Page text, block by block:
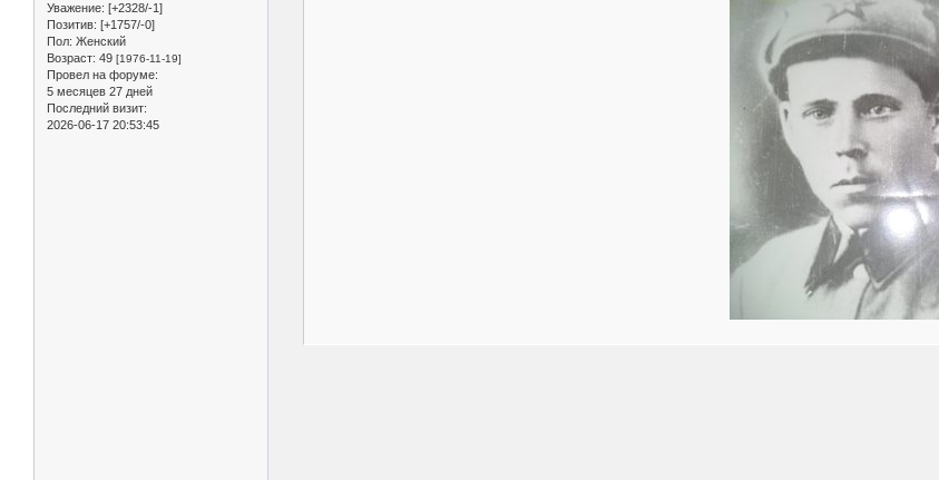
Уважение: [+2328/-1]
Позитив: [+1757/-0]
Пол: Женский
Возраст: 49 [1976-11-19]
Провел на форуме:
5 месяцев 27 дней
Последний визит:
2026-06-17 20:53:45